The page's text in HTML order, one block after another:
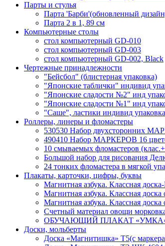
Парты и стулья
Парта 'Барби'(обновленный
Парта 2 в 1, 89 см
Компьютерные столы
стол компьютерный GD-010
стол компьютерный GD-003
стол компьютерный GD-002, Black
Чертежные принадлежности
"Бейсбол" (блистерная упаковка)
"Японские таблички" индивид
"Японские сладости №2" инд
"Японские сладости №1" инд
"Саше", ластики индивид упаковка
Роллеры, линеры и фломастеры
530530 Набор двухсторонних
490410 Набор МАРКЕРОВ 16
10 смываемых фломастеров
Большой набор для рисования
24 тонких фломастера в мягкой
Плакаты, карточки, цифры, буквы
Магнитная азбука. Классная
Магнитная азбука. Классная
Магнитная азбука. Классная
Счетный материал овощи
ОБУЧАЮЩИЙ ПЛАКАТ «УМКА»
Доски, мольберты
Доска «Магнитишка» Т5(с